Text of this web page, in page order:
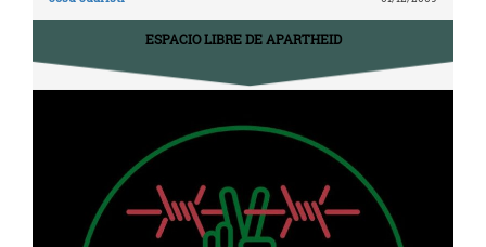
ESPACIO LIBRE DE APARTHEID